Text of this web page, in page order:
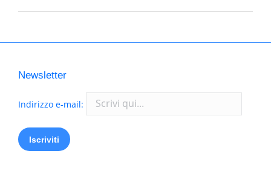
Newsletter
Indirizzo e-mail: